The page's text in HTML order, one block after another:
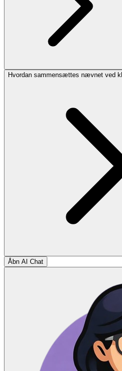
Hvordan sammensættes nævnet ved
Åbn AI Chat